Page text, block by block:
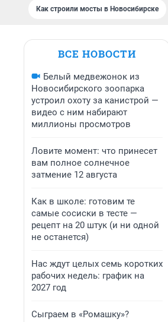
Как строили мосты в Новосибирске
ВСЕ НОВОСТИ
Белый медвежонок из
Новосибирского зоопарка
устроил охоту за канистрой —
видео с ним набирают
миллионы просмотров
Ловите момент: что принесет
вам полное солнечное
затмение 12 августа
Как в школе: готовим те
самые сосиски в тесте —
рецепт на 20 штук (и ни одной
не останется)
Нас ждут целых семь коротких
рабочих недель: график на
2027 год
Сыграем в «Ромашку»?